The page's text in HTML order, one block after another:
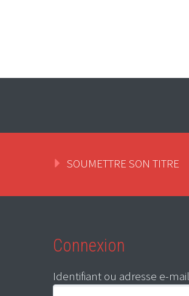
SOUMETTRE SON TITRE
Connexion
Identifiant ou adresse e-mail